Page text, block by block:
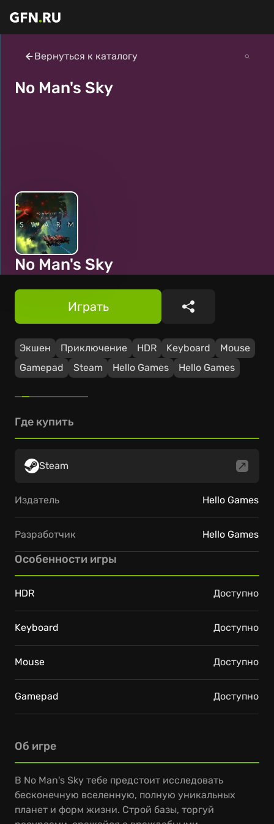
Вернуться к каталогу
No Man's Sky
No Man's Sky
Экшен Приключение HDR Keyboard
Mouse
Gamepad
Steam Hello Games Hello Games
Играть Поделиться
Об игре
В No Man's Sky тебе предстоит исследовать
бесконечную вселенную, полную уникальных
планет и форм жизни. Строй базы, торгуй
Где купить
Steam
Издатель Hello Games
Разработчик Hello Games
Особенности игры
HDR Доступно
Keyboard Доступно
Mouse Доступно
Gamepad Доступно